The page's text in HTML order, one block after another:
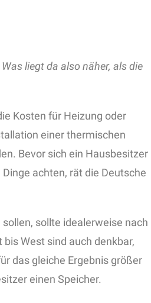
liegt da also näher, als die
Kosten für Heizung oder
einer thermischen
Bevor sich ein Hausbesitzer
achten, rät die Deutsche
sollte idealerweise nach
West sind auch denkbar,
das gleiche Ergebnis größer
einen Speicher.